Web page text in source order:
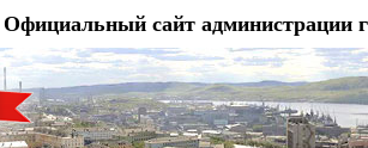
Официальный сайт администрации